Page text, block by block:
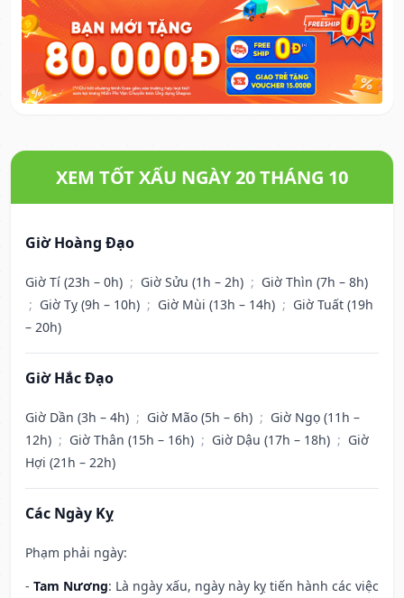
XEM TỐT XẤU NGÀY 20 THÁNG 10
Giờ Hoàng Đạo
Giờ Tí (23h – 0h) ; Giờ Sửu (1h – 2h) ; Giờ Thìn (7h – 8h)
; Giờ Tỵ (9h – 10h) ; Giờ Mùi (13h – 14h) ; Giờ Tuất (19h
– 20h)
Giờ Hắc Đạo
Giờ Dần (3h – 4h) ; Giờ Mão (5h – 6h) ; Giờ Ngọ (11h –
12h) ; Giờ Thân (15h – 16h) ; Giờ Dậu (17h – 18h) ; Giờ
Hợi (21h – 22h)
Các Ngày Kỵ
Phạm phải ngày:
- Tam Nương: Là ngày xấu, ngày này kỵ tiến hành các việc